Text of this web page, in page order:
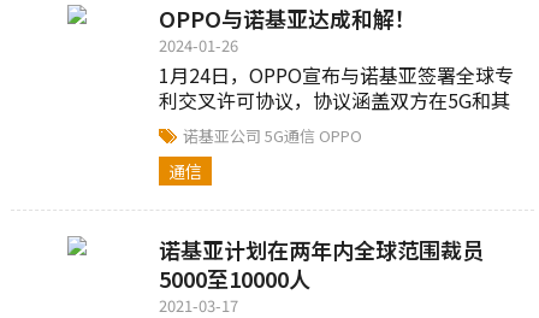
OPPO与诺基亚达成和解！
2024-01-26
1月24日，OPPO宣布与诺基亚签署全球专
利交叉许可协议，协议涵盖双方在5G和其
他蜂窝通信技术方面的标准必要专利，协
议具体...
诺基亚公司5G通信 OPPO
通信
诺基亚计划在两年内全球范围裁员
5000至10000人
2021-03-17